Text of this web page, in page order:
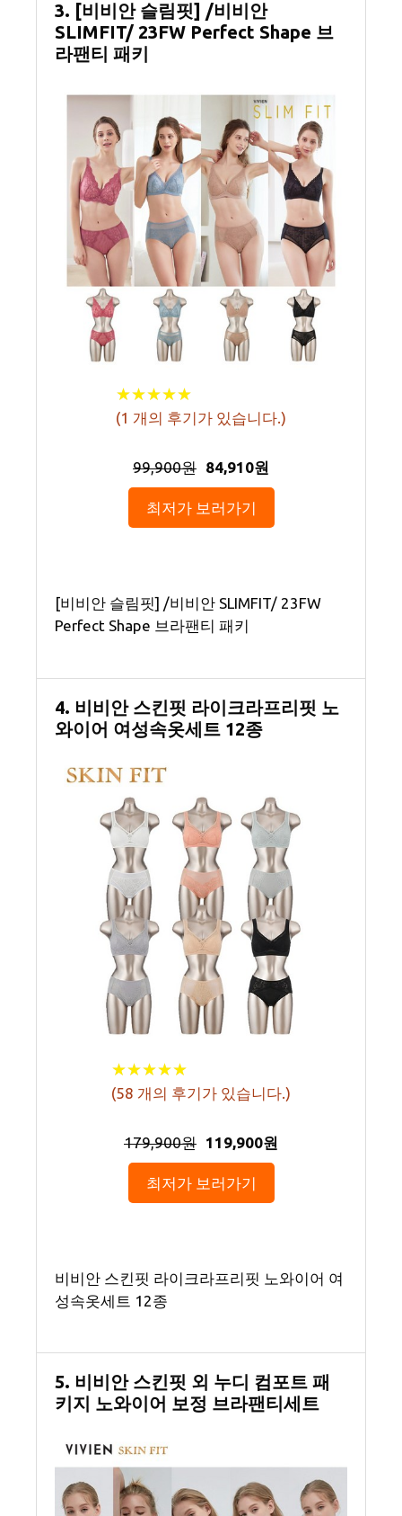
3. [비비안 슬림핏] /비비안
SLIMFIT/ 23FW Perfect Shape 브
라팬티 패키
★★★★★
★★★★★
(1 개의 후기가 있습니다.)
99,900원 84,910원
최저가 보러가기
[비비안 슬림핏] /비비안 SLIMFIT/ 23FW
Perfect Shape 브라팬티 패키
4. 비비안 스킨핏 라이크라프리핏 노
와이어 여성속옷세트 12종
★★★★★
★★★★★
(58 개의 후기가 있습니다.)
179,900원 119,900원
최저가 보러가기
비비안 스킨핏 라이크라프리핏 노와이어 여
성속옷세트 12종
5. 비비안 스킨핏 외 누디 컴포트 패
키지 노와이어 보정 브라팬티세트